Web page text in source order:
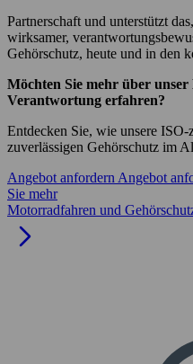
Partnerschaft und unterstützt das,
wirksamer,
Gehörschutz, heute und in den
Möchten Sie mehr über
Verantwortung erfahren?
Entdecken Sie, wie unsere ISO-
zuverlässigen Gehörschutz im
Angebot anfordern Angebot
Sie mehr
Motorradfahren und